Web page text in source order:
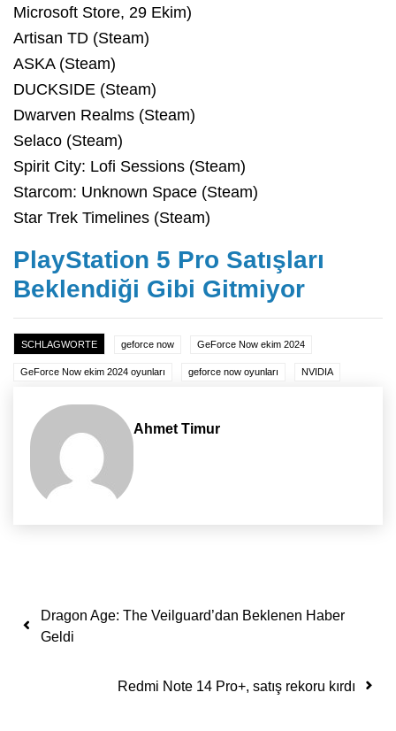
Microsoft Store, 29 Ekim)
Artisan TD (Steam)
ASKA (Steam)
DUCKSIDE (Steam)
Dwarven Realms (Steam)
Selaco (Steam)
Spirit City: Lofi Sessions (Steam)
Starcom: Unknown Space (Steam)
Star Trek Timelines (Steam)
PlayStation 5 Pro Satışları
Beklendiği Gibi Gitmiyor
SCHLAGWORTE geforce now GeForce Now ekim 2024
GeForce Now ekim 2024 oyunları geforce now oyunları NVIDIA
Ahmet Timur
Yazı dolaşımı
Dragon Age: The Veilguard’dan Beklenen Haber
Geldi
Redmi Note 14 Pro+, satış rekoru kırdı